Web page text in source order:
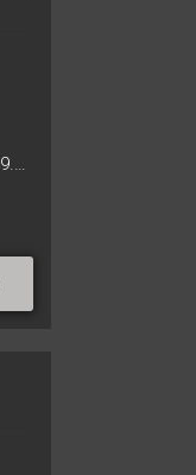
APARTAMENTO À VENDA EM COLOMBO Valor: R$ 239.000 Excelente oportunidade para morar bem ou investir! Características do imóvel: 2 quartos confortáveis Sala ampla para dois ambientes Cozinha prática e funcional Banheiro social Área de serviço 1 vaga de estacionamento descoberto Nº 173 Diferenciais: Apartamento em andar alto, com ótima ventilação e iluminação natural Prédio com elevador, trazendo mais comodidade no dia a dia Vista privilegiada Localizado em Colombo, com fácil acesso a mercados, escolas, transporte público e comércio em geral. Ótimo custo-benefício na região! Entre em contato para mais informações e agende sua visita!